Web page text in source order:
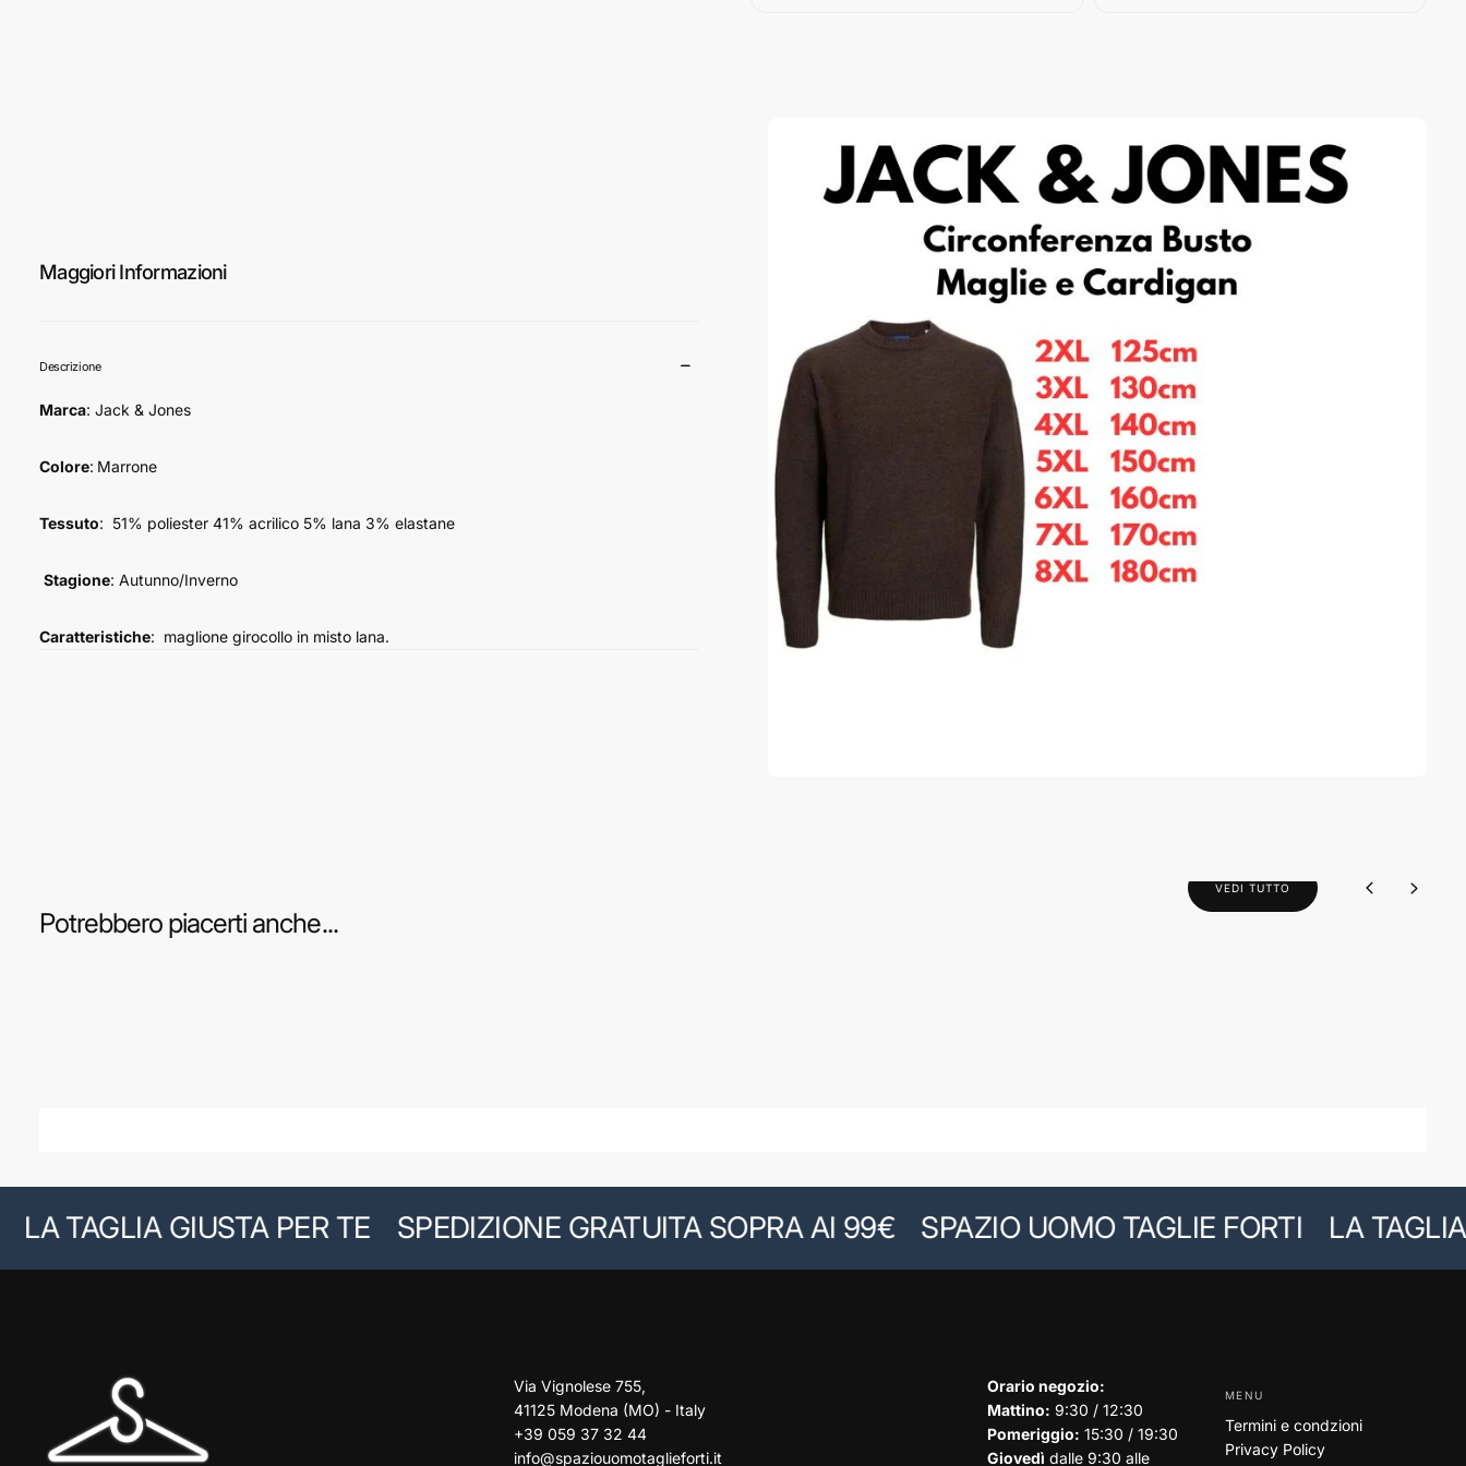
Maggiori Informazioni
Descrizione
Marca: Jack & Jones
Colore: Marrone
Tessuto: 51% poliester 41% acrilico 5% lana 3% elastane
Stagione: Autunno/Inverno
Caratteristiche: maglione girocollo in misto lana.
Potrebbero piacerti anche...
VEDI TUTTO
TAGLIA GIUSTA PER TE SPEDIZIONE GRATUITA SOPRA AI 99€ SPAZIO UOMO TAGLIE FORTI LA TAGLIA
Via Vignolese 755,
41125 Modena (MO) - Italy
+39 059 37 32 44
info@spaziouomotaglieforti.it
Orario negozio:
Mattino: 9:30 / 12:30
Pomeriggio: 15:30 / 19:30
Giovedì dalle 9:30 alle
MENU
Termini e condzioni
Privacy Policy